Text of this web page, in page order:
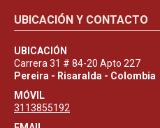
UBICACIÓN Y CONTACTO
UBICACIÓN
Carrera 31 # 84-20 Apto 227
Pereira - Risaralda - Colombia
MÓVIL
3113855192